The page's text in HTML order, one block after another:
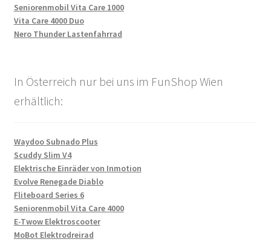
Seniorenmobil Vita Care 1000
Vita Care 4000 Duo
Nero Thunder Lastenfahrrad
In Österreich nur bei uns im FunShop Wien
erhältlich:
Waydoo Subnado Plus
Scuddy Slim V4
Elektrische Einräder von Inmotion
Evolve Renegade Diablo
Fliteboard Series 6
Seniorenmobil Vita Care 4000
E-Twow Elektroscooter
MoBot Elektrodreirad